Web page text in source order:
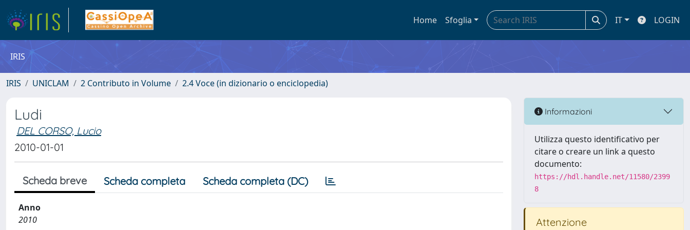
Home Sfoglia IT LOGIN
IRIS
IRIS UNICLAM 2 Contributo in Volume 2.4 Voce (in dizionario o enciclopedia)
Ludi
DEL CORSO, Lucio
2010-01-01
Scheda breve Scheda completa Scheda completa (DC)
Anno
2010
Informazioni
Utilizza questo identificativo per
citare o creare un link a questo
documento:
https://hdl.handle.net/11580/2399
8
Attenzione